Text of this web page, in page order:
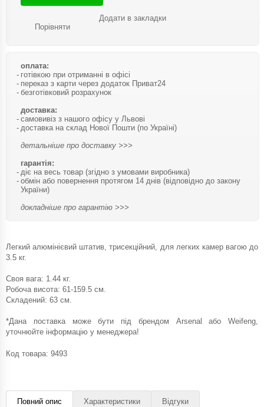
Порівняти
Додати в закладки
оплата:
готівкою при отриманні в офісі
переказ з карти через додаток Приват24
безготівковий розрахунок
доставка:
самовивіз з нашого офісу у Львові
доставка на склад Нової Пошти (по Україні)
детальніше про доставку >>>
гарантія:
діє на весь товар (згідно з умовами виробника)
обмін або повернення протягом 14 днів (відповідно до закону
України)
докладніше про гарантію >>>
Легкий алюмінієвий штатив, трисекційний, для легких камер вагою до
3.5 кг.
Своя вага: 1.44 кг.
Робоча висота: 61-159.5 см.
Складений: 63 см.
*Дана поставка може бути під брендом Arsenal або Weifeng,
уточнюйте інформацію у менеджера!
Код товара: 9493
Повний опис Характеристики Відгуки